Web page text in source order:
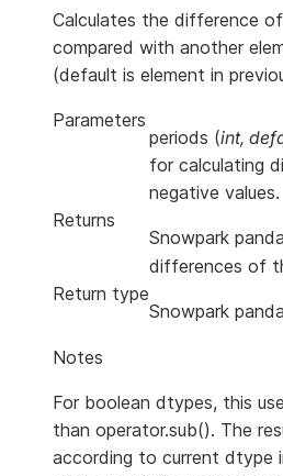
Calculates the difference
compared with another
(default is element in
Parameters
periods (int,
for calculating
negative values.
Returns
Snowpark
differences of
Return type
Snowpark
Notes
For boolean dtypes, this
than operator.sub(). The
according to current dtype